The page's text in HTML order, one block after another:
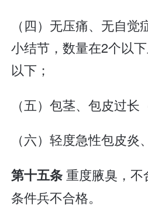
（四）无压痛、无自
小结节，数量在2个以
以下；
（五）包茎、包皮过长
（六）轻度急性包皮炎
第十五条重度腋臭，不
条件兵不合格。